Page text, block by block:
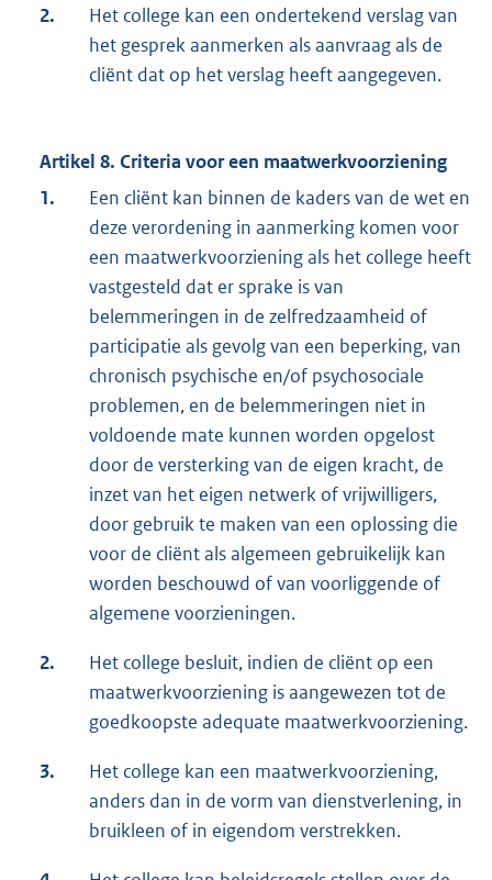
2.
Het college kan een ondertekend verslag van
het gesprek aanmerken als aanvraag als de
cliënt dat op het verslag heeft aangegeven.
Artikel 8. Criteria voor een maatwerkvoorziening
1.
Een cliënt kan binnen de kaders van de wet en
deze verordening in aanmerking komen voor
een maatwerkvoorziening als het college heeft
vastgesteld dat er sprake is van
belemmeringen in de zelfredzaamheid of
participatie als gevolg van een beperking, van
chronisch psychische en/of psychosociale
problemen, en de belemmeringen niet in
voldoende mate kunnen worden opgelost
door de versterking van de eigen kracht, de
inzet van het eigen netwerk of vrijwilligers,
door gebruik te maken van een oplossing die
voor de cliënt als algemeen gebruikelijk kan
worden beschouwd of van voorliggende of
algemene voorzieningen.
2.
Het college besluit, indien de cliënt op een
maatwerkvoorziening is aangewezen tot de
goedkoopste adequate maatwerkvoorziening.
3.
Het college kan een maatwerkvoorziening,
anders dan in de vorm van dienstverlening, in
bruikleen of in eigendom verstrekken.